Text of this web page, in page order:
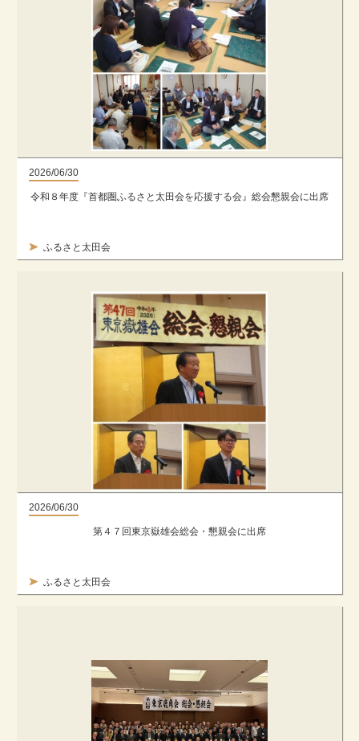
2026/06/30
ふるさと太田会
令和８年度『首都圏ふるさと太田会を応援する会』総会懇親会に出席
2026/06/30
ふるさと太田会
第４７回東京嶽雄会総会・懇親会に出席